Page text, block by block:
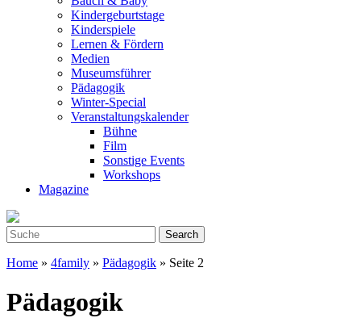
Kindergeburtstage
Kinderspiele
Lernen & Fördern
Medien
Museumsführer
Pädagogik
Winter-Special
Veranstaltungskalender
Bühne
Film
Sonstige Events
Workshops
Magazine
Home » 4family » Pädagogik » Seite 2
Pädagogik